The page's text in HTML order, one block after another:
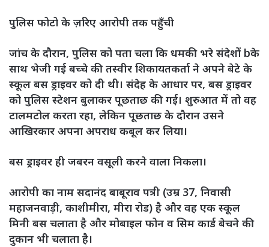
पुलिस फोटो के ज़रिए आरोपी तक पहुँची
जांच के दौरान, पुलिस को पता चला कि धमकी भरे संदेशों bके
साथ भेजी गई बच्चे की तस्वीर शिकायतकर्ता ने अपने बेटे के
स्कूल बस ड्राइवर को दी थी। संदेह के आधार पर, बस ड्राइवर
को पुलिस स्टेशन बुलाकर पूछताछ की गई। शुरुआत में तो वह
टालमटोल करता रहा, लेकिन पूछताछ के दौरान उसने
आखिरकार अपना अपराध कबूल कर लिया।
बस ड्राइवर ही जबरन वसूली करने वाला निकला।
आरोपी का नाम सदानंद बाबूराव पत्री (उम्र 37, निवासी
महाजनवाड़ी, काशीमीरा, मीरा रोड) है और वह एक स्कूल
मिनी बस चलाता है और मोबाइल फोन व सिम कार्ड बेचने की
दुकान भी चलाता है।